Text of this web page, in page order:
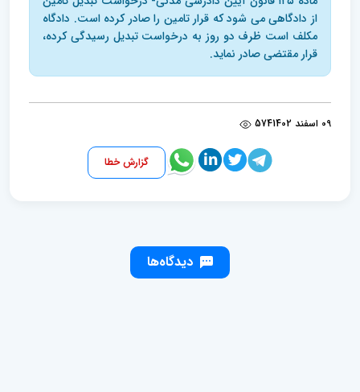
از دادگاهی می شود که قرار تامین را صادر کرده است. دادگاه
مکلف است ظرف دو روز به درخواست تبدیل رسیدگی کرده،
قرار مقتضی صادر نماید.
09 اسفند 1402 574
گزارش خطا
دیدگاه‌ها